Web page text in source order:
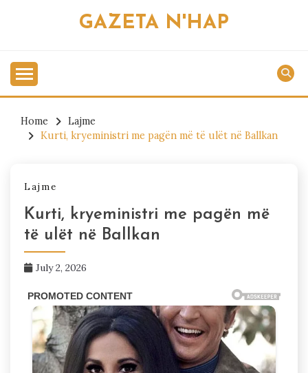
GAZETA N'HAP
Home
Lajme
Kurti, kryeministri me pagën më të ulët në Ballkan
Lajme
Kurti, kryeministri me pagën më
të ulët në Ballkan
July 2, 2026